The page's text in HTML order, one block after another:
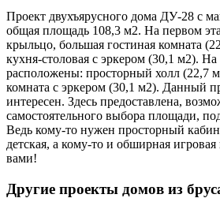
Проект двухъярусного дома ДУ-28 с
общая площадь 108,3 м2. На первом
крыльцо, большая гостиная комната
кухня-столовая с эркером (30,1 м2). На
расположены: просторный холл (22,7
комната с эркером (30,1 м2). Данный
интересен. Здесь предоставлена,
самостоятельного выбора площади,
Ведь кому-то нужен просторный
детская, а кому-то и обширная
вами!
Другие проекты домов из